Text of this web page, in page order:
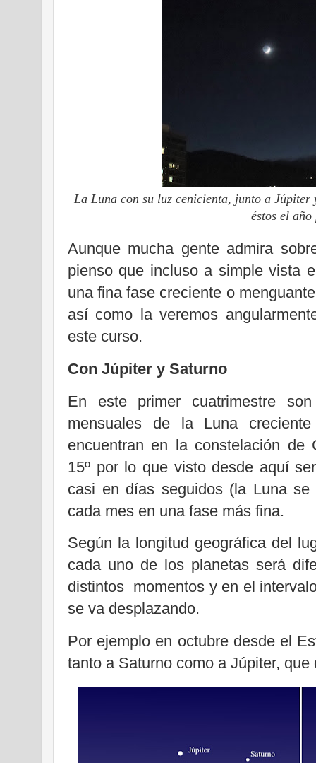
La Luna con su luz cenicienta, junto a
éstos el año
Aunque mucha gente admira
pienso que incluso a simple vista
una fina fase creciente o
así como la veremos
este curso.
Con Júpiter y Saturno
En este primer cuatrimestre
mensuales de la Luna
encuentran en la constelación de
15º por lo que visto desde aquí
casi en días seguidos (la Luna
cada mes en una fase más fina.
Según la longitud geográfica del
cada uno de los planetas será
distintos momentos y en el
se va desplazando.
Por ejemplo en octubre desde el
tanto a Saturno como a Júpiter, que